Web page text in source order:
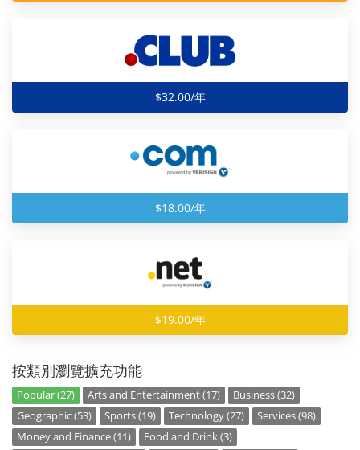
$32.00/年
$18.00/年
$19.00/年
按類別瀏覽擴充功能
Popular (27) Arts and Entertainment (17)
Business (32)
Geographic (53)
Sports (19) Technology (27)
Services (98)
Money and Finance (11)
Food and Drink (3)